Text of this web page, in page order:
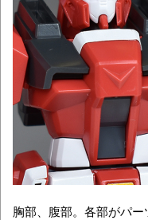
胸部、腹部。各部がパー